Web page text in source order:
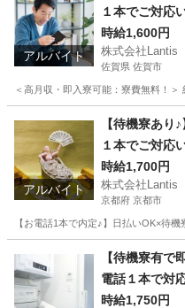
アルバイト
１本でご対応
時給1,600円
株式会社Lantis
佐賀県 佐賀市
＜高月収・即入寮可能：寮費無料
工場 時給
アルバイト
【待機寮あ
１本でご対応
時給1,700円
株式会社Lantis
京都府 京都市
【お電話1本で内定♪】日払いOK×待
工場 時給
【待機寮有
電話１本で対
時給1,750円